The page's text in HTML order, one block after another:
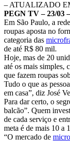
– ATUALIZADO
PEGN TV – 23/03
Em São Paulo, a
roupas aposta no
categoria das
de até R$ 80 mil.
Hoje, mas de 20
até os mais simples,
que fazem roupas
Tudo o que as
em casa”, diz José
Para dar certo, o
balcão”. Quem
de cada serviço e
meta é de mais 10 a
“O mercado de